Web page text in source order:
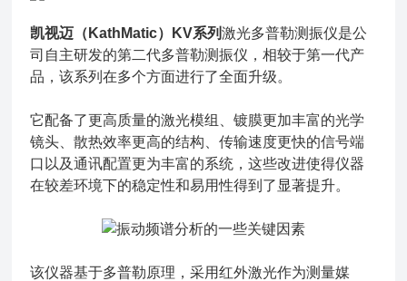
凯视迈（KathMatic）KV系列激光多普勒测振仪是公
司自主研发的第二代多普勒测振仪，相较于第一代产
品，该系列在多个方面进行了全面升级。
它配备了更高质量的激光模组、镀膜更加丰富的光学
镜头、散热效率更高的结构、传输速度更快的信号端
口以及通讯配置更为丰富的系统，这些改进使得仪器
在较差环境下的稳定性和易用性得到了显著提升。
该仪器基于多普勒原理，采用红外激光作为测量媒